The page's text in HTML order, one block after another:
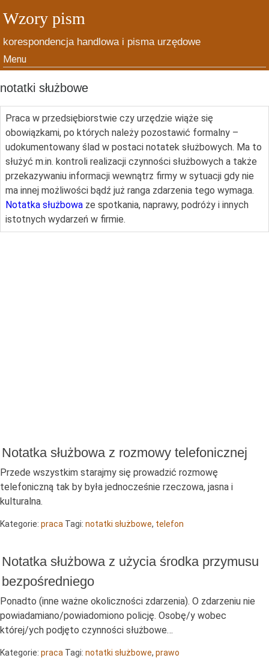
Wzory pism
korespondencja handlowa i pisma urzędowe
Menu
Skip to content
notatki służbowe
Praca w przedsiębiorstwie czy urzędzie wiąże się
obowiązkami, po których należy pozostawić formalny –
udokumentowany ślad w postaci notatek służbowych. Ma to
służyć m.in. kontroli realizacji czynności służbowych a także
przekazywaniu informacji wewnątrz firmy w sytuacji gdy nie
ma innej możliwości bądź już ranga zdarzenia tego wymaga.
Notatka służbowa ze spotkania, naprawy, podróży i innych
istotnych wydarzeń w firmie.
Notatka służbowa z rozmowy telefonicznej
Przede wszystkim starajmy się prowadzić rozmowę
telefoniczną tak by była jednocześnie rzeczowa, jasna i
kulturalna.
Kategorie: praca Tagi: notatki służbowe, telefon
Notatka służbowa z użycia środka przymusu
bezpośredniego
Ponadto (inne ważne okoliczności zdarzenia). O zdarzeniu nie
powiadamiano/powiadomiono policję. Osobę/y wobec
której/ych podjęto czynności służbowe…
Kategorie: praca Tagi: notatki służbowe, prawo